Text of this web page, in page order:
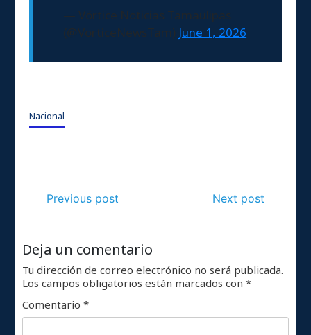
— Vórtice Noticias Tamaulipas
(@VorticeNewsTam) June 1, 2026
Nacional
Previous post Next post
Deja un comentario
Tu dirección de correo electrónico no será publicada.
Los campos obligatorios están marcados con*
Comentario*